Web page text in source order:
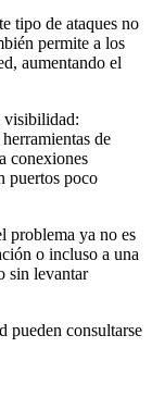
tipo de ataques no
permite a los
aumentando el
visibilidad:
de
conexiones
puertos poco
problema ya no es
o incluso a una
sin levantar
pueden consultarse